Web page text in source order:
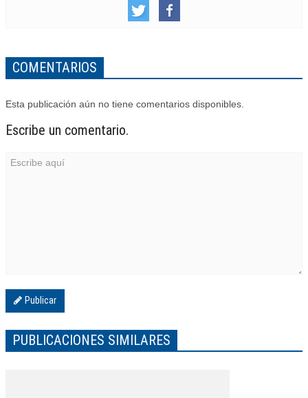
COMENTARIOS
Esta publicación aún no tiene comentarios disponibles.
Escribe un comentario.
Publicar
PUBLICACIONES SIMILARES